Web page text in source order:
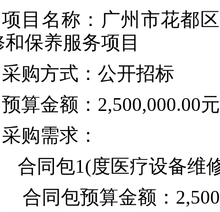
项目名称：广州市花都
和保养服务项目
采购方式：公开招标
预算金额：2,500,000.00元
采购需求：
合同包1(度医疗设备维
合同包预算金额：